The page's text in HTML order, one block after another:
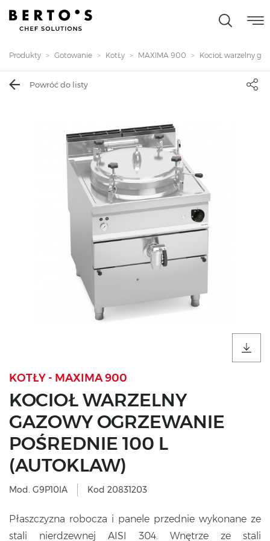
Produkty Gotowanie KotŁy MAXIMA 900 KocioŁ warzelny
Powróć do listy
KOTŁY - MAXIMA 900
KOCIOŁ WARZELNY
GAZOWY OGRZEWANIE
POŚREDNIE 100 L
(AUTOKLAW)
Mod. G9P10IA Kod 20831203
Płaszczyzna robocza i panele przednie wykonane ze
stali nierdzewnej AISI 304. Wnętrze ze stali